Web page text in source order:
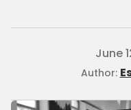
June
Author: